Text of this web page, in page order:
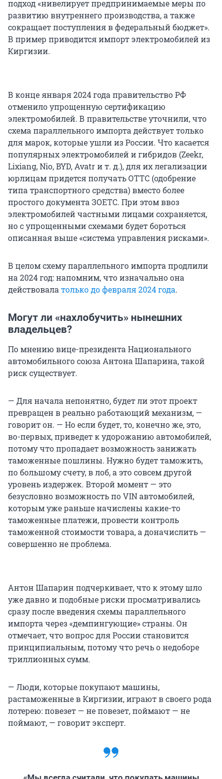
подход «нивелирует предпринимаемые меры по
развитию внутреннего производства, а также
сокращает поступления в федеральный бюджет».
В пример приводится импорт электромобилей из
Киргизии.
В конце января 2024 года правительство РФ
отменило упрощенную сертификацию
электромобилей. В правительстве уточнили, что
схема параллельного импорта действует только
для марок, которые ушли из России. Что касается
популярных электромобилей и гибридов (Zeekr,
Lixiang, Nio, BYD, Avatr и т. д.), для их легализации
юрлицам придется получать ОТТС (одобрение
типа транспортного средства) вместо более
простого документа ЗОЕТС. При этом ввоз
электромобилей частными лицами сохраняется,
но с упрощенными схемами будет бороться
описанная выше «система управления рисками».
В целом схему параллельного импорта продлили
на 2024 год: напомним, что изначально она
действовала только до февраля 2024 года.
Могут ли «нахлобучить» нынешних
владельцев?
По мнению вице-президента Национального
автомобильного союза Антона Шапарина, такой
риск существует.
— Для начала непонятно, будет ли этот проект
превращен в реально работающий механизм, —
говорит он. — Но если будет, то, конечно же, это,
во-первых, приведет к удорожанию автомобилей,
потому что пропадает возможность занижать
таможенные пошлины. Нужно будет таможить,
по большому счету, в лоб, а это совсем другой
уровень издержек. Второй момент — это
безусловно возможность по VIN автомобилей,
которым уже раньше начислены какие-то
таможенные платежи, провести контроль
таможенной стоимости товара, а доначислить —
совершенно не проблема.
Антон Шапарин подчеркивает, что к этому шло
уже давно и подобные риски просматривались
сразу после введения схемы параллельного
импорта через «демпингующие» страны. Он
отмечает, что вопрос для России становится
принципиальным, потому что речь о недоборе
триллионных сумм.
— Люди, которые покупают машины,
растаможенные в Киргизии, играют в своего рода
лотерею: повезет — не повезет, поймают — не
поймают, — говорит эксперт.